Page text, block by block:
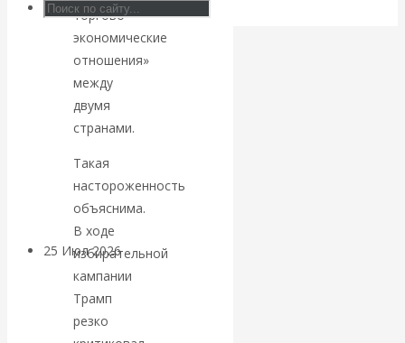
Валентин
КАтасонов.
Может ли
Америка
покинуть НАТО?
25 Июл 2026Комментарии,
интервью и беседы
«Об этом
торгово-
экономические
отношения»
между
двумя
странами.
Такая
настороженность
объяснима.
В ходе
избирательной
кампании
Трамп
резко